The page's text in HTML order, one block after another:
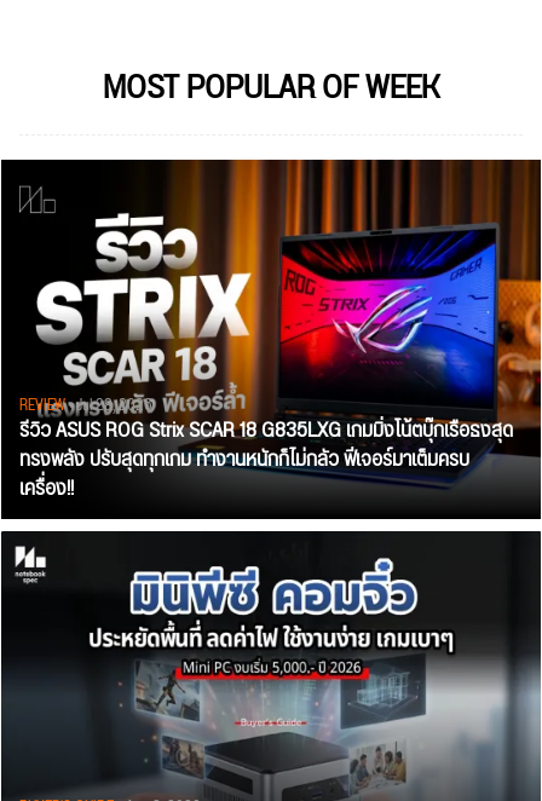
MOST POPULAR OF WEEK
REVIEW• Jul 28, 2026
รีวิว ASUS ROG Strix SCAR 18 G835LXG เกมมิ่งโน้ตบุ๊กเรือธงสุด
ทรงพลัง ปรับสุดทุกเกม ทำงานหนักก็ไม่กลัว ฟีเจอร์มาเต็มครบ
เครื่อง!!